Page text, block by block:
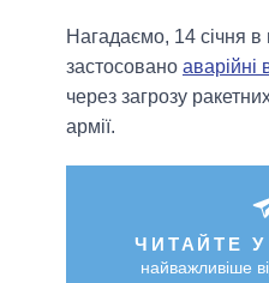
Нагадаємо, 14 січня в
застосовано аварійні
через загрозу
армії.
ЧИТАЙТЕ У
найважливіше